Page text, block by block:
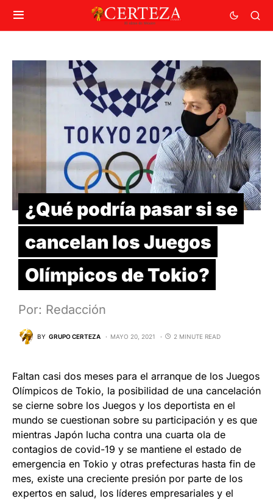
¿Qué podría pasar si se
cancelan los Juegos
Olímpicos de Tokio?
Por: Redacción
BY GRUPO CERTEZA MAYO 20, 2021 2 MINUTE READ
Faltan casi dos meses para el arranque de los Juegos
Olímpicos de Tokio, la posibilidad de una cancelación
se cierne sobre los Juegos y los deportista en el
mundo se cuestionan sobre su participación y es que
mientras Japón lucha contra una cuarta ola de
contagios de covid-19 y se mantiene el estado de
emergencia en Tokio y otras prefecturas hasta fin de
mes, existe una creciente presión por parte de los
expertos en salud, los líderes empresariales y el